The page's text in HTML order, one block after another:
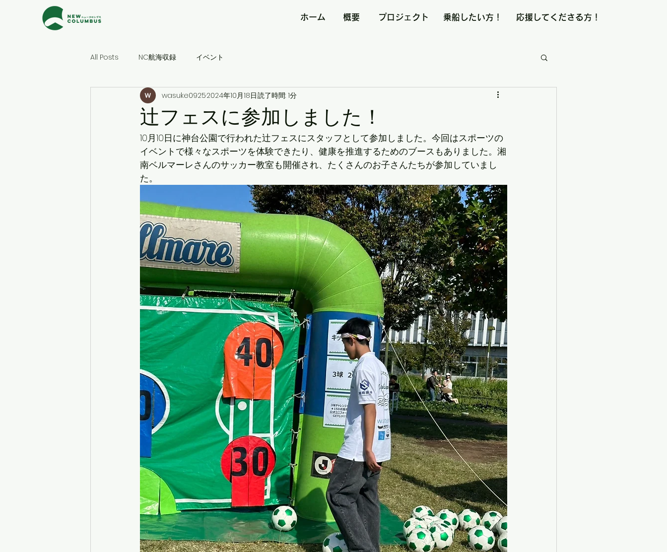
ホーム 概要 プロジェクト 乗船したい方！ 応援してくださる方！
All Posts NC航海収録 イベント
辻フェスに参加しました！
wasuke09252024年10月18日読了時間: 1分
10月10日に神台公園で行われた辻フェスにスタッフとして参加しました。今回はスポーツの
イベントで様々なスポーツを体験できたり、健康を推進するためのブースもありました。湘
南ベルマーレさんのサッカー教室も開催され、たくさんのお子さんたちが参加していまし
た。